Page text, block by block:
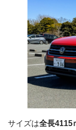
サイズは全長4115